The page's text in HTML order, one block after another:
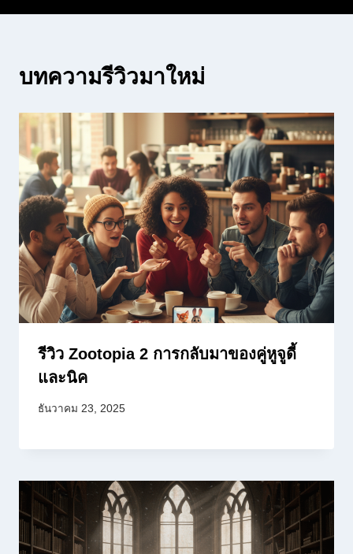
บทความรีวิวมาใหม่
รีวิว Zootopia 2 การกลับมาของคู่หูจูดี้
และนิค
ธันวาคม 23, 2025